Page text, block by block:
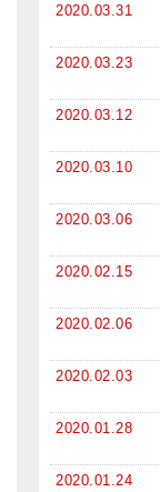
2020.03.31
2020.03.23
2020.03.12
2020.03.10
2020.03.06
2020.02.15
2020.02.06
2020.02.03
2020.01.28
2020.01.24